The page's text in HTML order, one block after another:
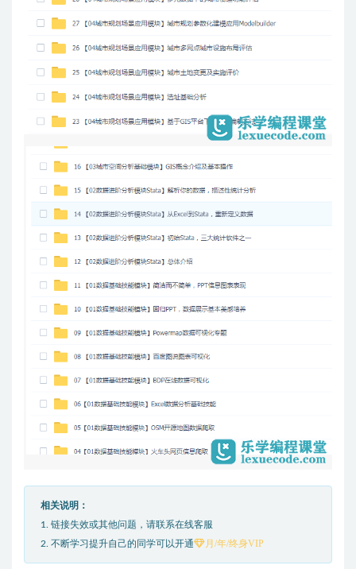
相关说明：
1. 链接失效或其他问题，请联系在线客服
2. 不断学习提升自己的同学可以开通
月/年/终身VIP